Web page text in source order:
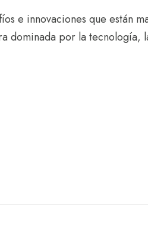
e innovaciones que están
dominada por la tecnología,